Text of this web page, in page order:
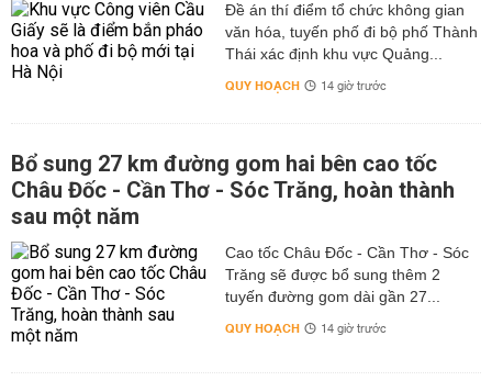
Đề án thí điểm tổ chức không gian
văn hóa, tuyến phố đi bộ phố Thành
Thái xác định khu vực Quảng...
QUY HOẠCH 14 giờ trước
Bổ sung 27 km đường gom hai bên cao tốc
Châu Đốc - Cần Thơ - Sóc Trăng, hoàn thành
sau một năm
Cao tốc Châu Đốc - Cần Thơ - Sóc
Trăng sẽ được bổ sung thêm 2
tuyến đường gom dài gần 27...
QUY HOẠCH 14 giờ trước